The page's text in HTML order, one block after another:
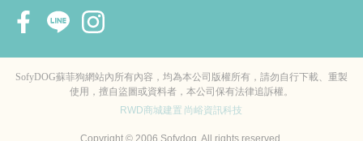
SofyDOG蘇菲狗網站內所有內容，均為本公司版權所有，請勿自行下載、重製
使用，擅自盜圖或資料者，本公司保有法律追訴權。
RWD商城建置 尚峪資訊科技
Copyright © 2006 Sofydog. All rights reserved.